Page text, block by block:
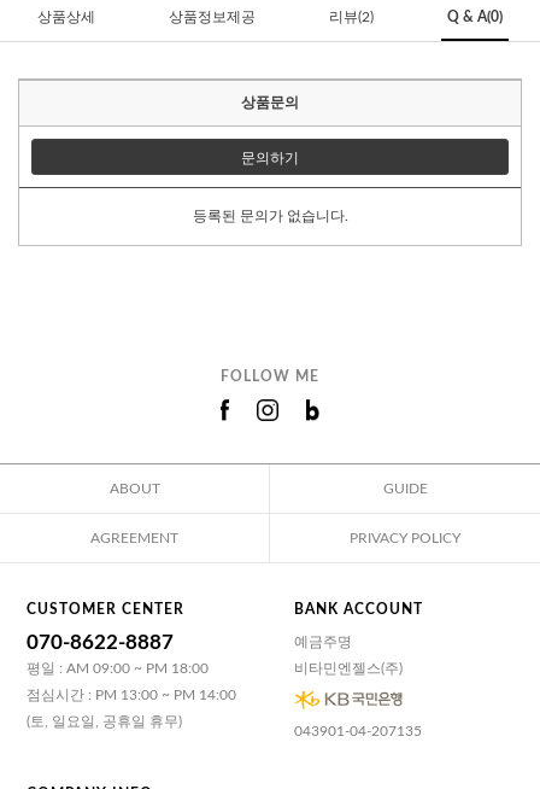
상품상세 상품정보제공 리뷰(2) Q & A(0)
상품문의
문의하기
등록된 문의가 없습니다.
FOLLOW ME
ABOUT GUIDE
AGREEMENT PRIVACY POLICY
CUSTOMER CENTER
070-8622-8887
평일 : AM 09:00 ~ PM 18:00
점심시간 : PM 13:00 ~ PM 14:00
(토, 일요일, 공휴일 휴무)
BANK ACCOUNT
예금주명
비타민엔젤스(주)
043901-04-207135